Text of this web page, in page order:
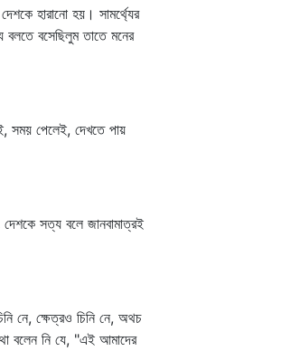
হারানো হয়। সামর্থ্যের
বসেছিলুম তাতে মনের
সময় পেলেই, দেখতে পায়
সত্য বলে জানবামাত্রই
নে, ক্ষেত্রও চিনি নে, অথচ
বলেন নি যে, "এই আমাদের